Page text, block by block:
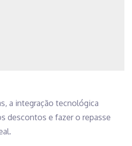
a integração tecnológica
descontos e fazer o repasse